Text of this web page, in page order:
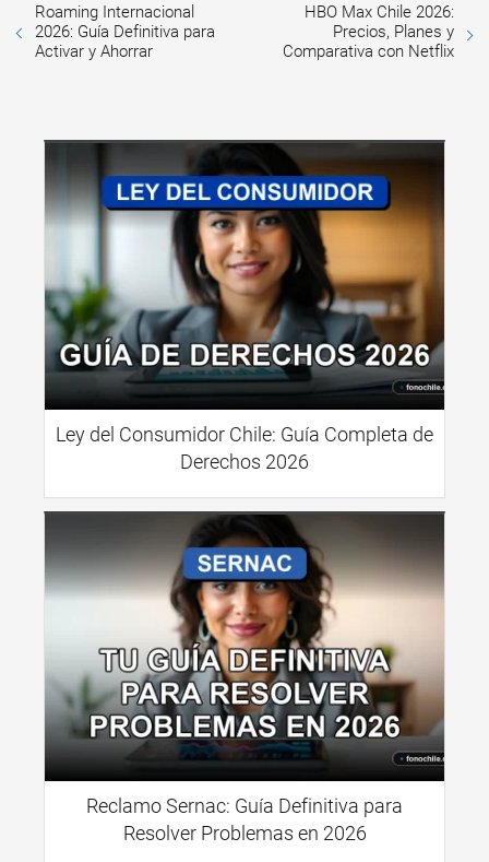
Roaming Internacional
2026: Guía Definitiva para
Activar y Ahorrar
HBO Max Chile 2026:
Precios, Planes y
Comparativa con Netflix
Ley del Consumidor Chile: Guía Completa de
Derechos 2026
Reclamo Sernac: Guía Definitiva para
Resolver Problemas en 2026